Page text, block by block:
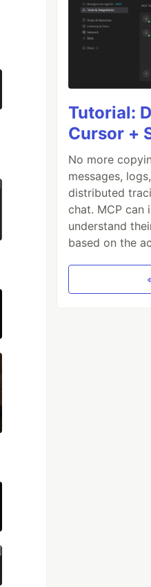
Tutorial:
Cursor +
No more
messages,
distributed
chat. MCP can
understand
based on the